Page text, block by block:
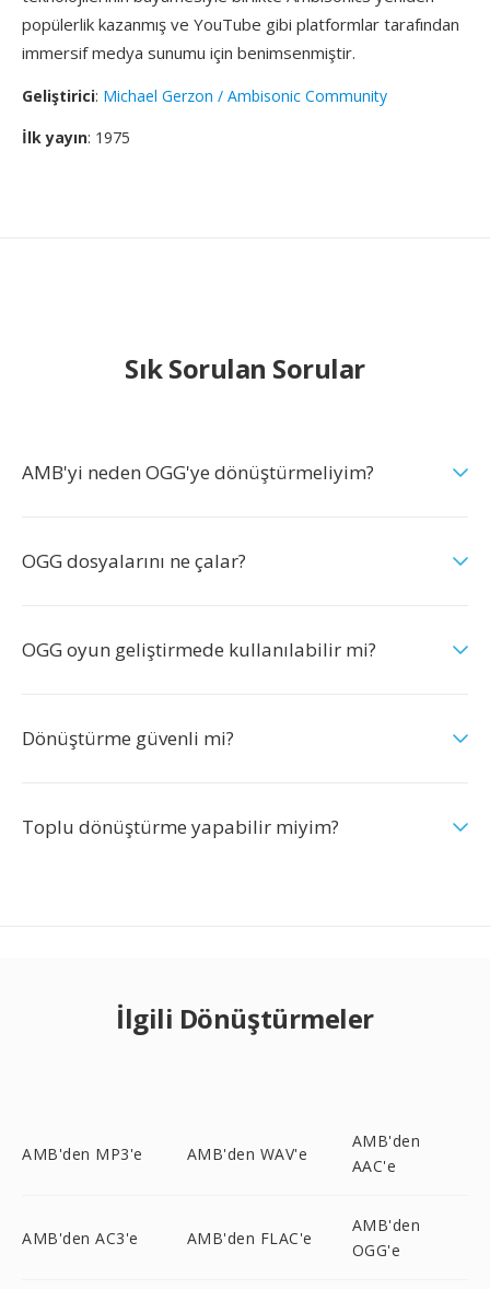
popülerlik kazanmış ve YouTube gibi platformlar tarafından
immersif medya sunumu için benimsenmiştir.
Geliştirici: Michael Gerzon / Ambisonic Community
İlk yayın: 1975
Sık Sorulan Sorular
AMB'yi neden OGG'ye dönüştürmeliyim?
OGG dosyalarını ne çalar?
OGG oyun geliştirmede kullanılabilir mi?
Dönüştürme güvenli mi?
Toplu dönüştürme yapabilir miyim?
İlgili Dönüştürmeler
AMB'den MP3'e AMB'den WAV'e
AMB'den
AAC'e
AMB'den AC3'e AMB'den FLAC'e
AMB'den
OGG'e